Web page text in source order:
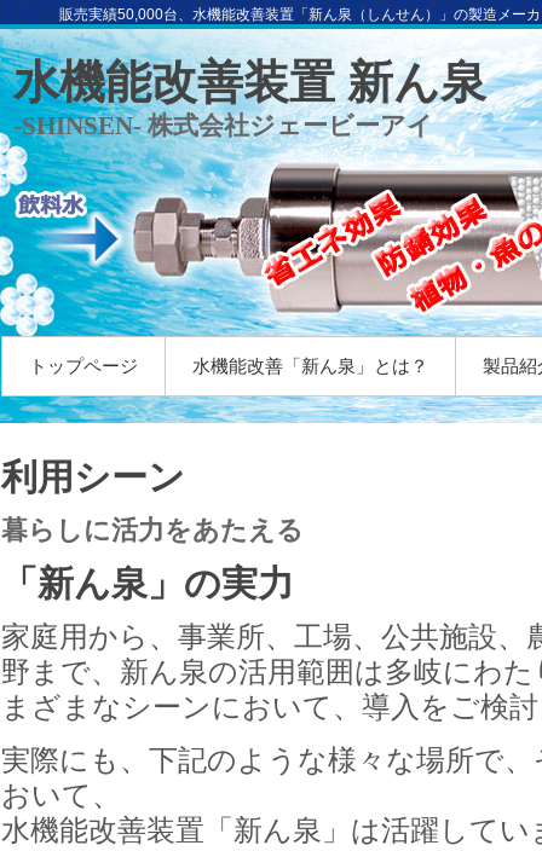
販売実績50,000台、水機能改善装置「新ん泉（しんせん）」の製造メー
水機能改善装置 新ん泉
-SHINSEN- 株式会社ジェービーアイ
トップページ 水機能改善「新ん泉」とは？ 製品紹
利用シーン
暮らしに活力をあたえる
「新ん泉」の実力
家庭用から、事業所、工場、公共施設、
野まで、新ん泉の活用範囲は多岐にわ
まざまなシーンにおいて、導入をご検
実際にも、下記のような様々な場所で
おいて、
水機能改善装置「新ん泉」は活躍してい